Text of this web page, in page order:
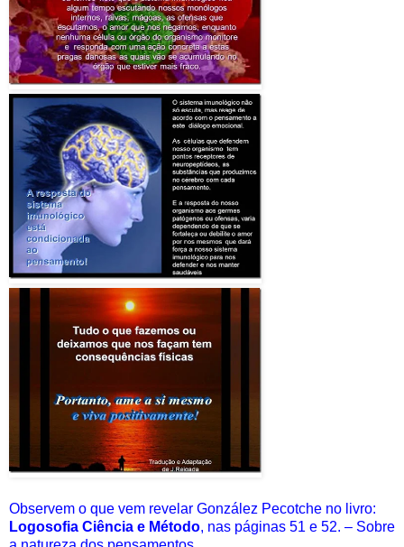
Observem o que vem revelar González Pecotche no livro:
Logosofia Ciência e Método, nas páginas 51 e 52. – Sobre